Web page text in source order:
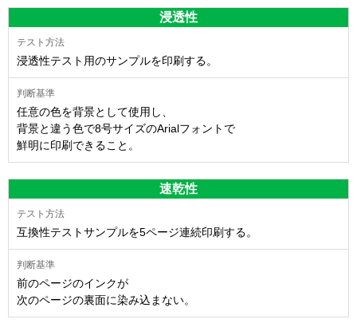
浸透性
浸透性テスト用のサンプルを印刷する。
任意の色を背景として使用し、
背景と違う色で8号サイズのArialフォントで
鮮明に印刷できること。
速乾性
互換性テストサンプルを5ページ連続印刷する。
前のページのインクが
次のページの裏面に染み込まない。